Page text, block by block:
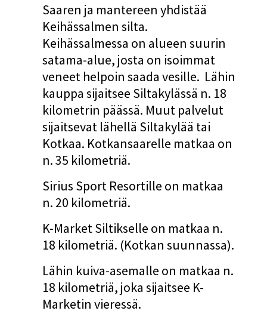
Saaren ja mantereen yhdistää
Keihässalmen silta.
Keihässalmessa on alueen suurin
satama-alue, josta on isoimmat
veneet helpoin saada vesille. Lähin
kauppa sijaitsee Siltakylässä n. 18
kilometrin päässä. Muut palvelut
sijaitsevat lähellä Siltakylää tai
Kotkaa. Kotkansaarelle matkaa on
n. 35 kilometriä.
Sirius Sport Resortille on matkaa
n. 20 kilometriä.
K-Market Siltikselle on matkaa n.
18 kilometriä. (Kotkan suunnassa).
Lähin kuiva-asemalle on matkaa n.
18 kilometriä, joka sijaitsee K-
Marketin vieressä.